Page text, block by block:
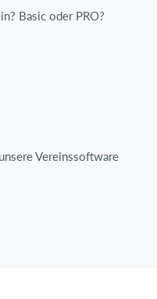
Basic oder PRO?
Vereinssoftware